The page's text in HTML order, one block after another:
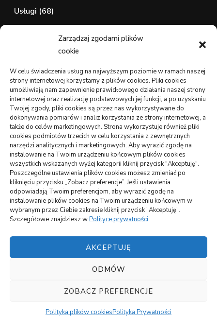
Zarządzaj zgodami plików
cookie
W celu świadczenia usług na najwyższym poziomie w ramach naszej
strony internetowej korzystamy z plików cookies. Pliki cookies
umożliwiają nam zapewnienie prawidłowego działania naszej strony
internetowej oraz realizację podstawowych jej funkcji, a po uzyskaniu
Twojej zgody, pliki cookies są przez nas wykorzystywane do
dokonywania pomiarów i analiz korzystania ze strony internetowej, a
także do celów marketingowych. Strona wykorzystuje również pliki
cookies podmiotów trzecich w celu korzystania z zewnętrznych
narzędzi analitycznych i marketingowych. Aby wyrazić zgodę na
instalowanie na Twoim urządzeniu końcowym plików cookies
wszystkich wskazanych wyżej kategorii kliknij przycisk "Akceptuję".
Poszczególne ustawienia plików cookies możesz zmieniać po
kliknięciu przycisku „Zobacz preferencje”. Jeśli ustawienia
odpowiadają Twoim preferencjom, aby wyrazić zgodę na
instalowanie plików cookies na Twoim urządzeniu końcowym w
wybranym przez Ciebie zakresie kliknij przycisk "Akceptuję".
Szczegółowe znajdziesz wPolityce prywatności.
AKCEPTUJĘ
ODMÓW
ZOBACZ PREFERENCJE
Polityka plików cookiesPolityka Prywatności
Usługi (68)
Zdrowie, Medycyna (107)
wizytówki nap
WARTE PRZECZYTANIA
DOM, OGRÓD
Jak podłączyć zbiornik na deszczówkę do rynny –
oszczędność i skuteczność
ARTYKUŁ SPONSOROWANY INNE
Jakie atrakcje można zobaczyć na Mazurach
BUDOWNICTWO, PRZEMYSŁ
Czemu lokata w panele solarne się opłaca?
Polityka plików cookies (EU)||Vilva | Stworzony przez
Blossom Themes.Silnik:WordPress